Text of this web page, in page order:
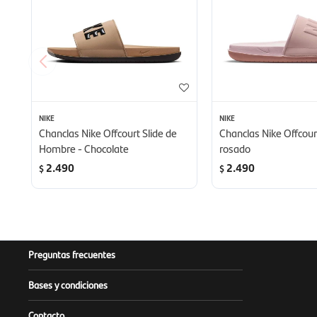
NIKE
Chanclas Nike Offcourt Slide de
Hombre - Chocolate
$2.490
NIKE
Chanclas Nike
rosado
$2.490
Preguntas frecuentes
Bases y condiciones